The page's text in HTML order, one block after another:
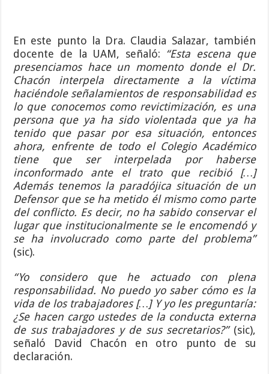
En este punto la Dra. Claudia Salazar, también
docente de la UAM, señaló: “Esta escena que
presenciamos hace un momento donde el Dr.
Chacón interpela directamente a la víctima
haciéndole señalamientos de responsabilidad es
lo que conocemos como revictimización, es una
persona que ya ha sido violentada que ya ha
tenido que pasar por esa situación, entonces
ahora, enfrente de todo el Colegio Académico
tiene que ser interpelada por haberse
inconformado ante el trato que recibió […]
Además tenemos la paradójica situación de un
Defensor que se ha metido él mismo como parte
del conflicto. Es decir, no ha sabido conservar el
lugar que institucionalmente se le encomendó y
se ha involucrado como parte del problema”
(sic).
“Yo considero que he actuado con plena
responsabilidad. No puedo yo saber cómo es la
vida de los trabajadores […] Y yo les preguntaría:
¿Se hacen cargo ustedes de la conducta externa
de sus trabajadores y de sus secretarios?” (sic),
señaló David Chacón en otro punto de su
declaración.